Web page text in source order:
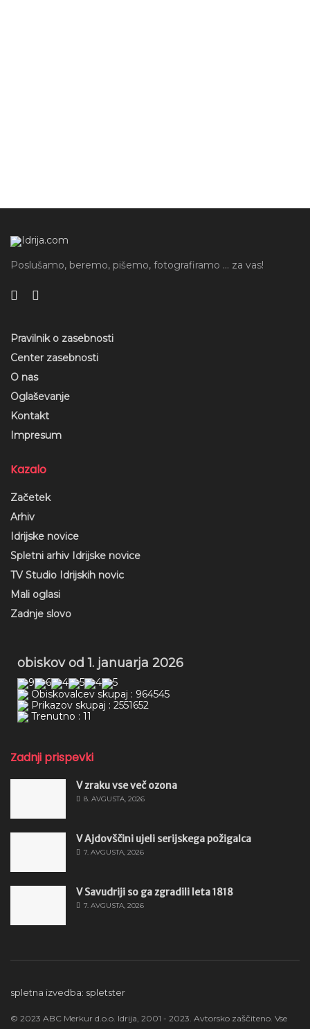
Poslušamo, beremo, pišemo, fotografiramo ... za vas!
Pravilnik o zasebnosti
Center zasebnosti
O nas
Oglaševanje
Kontakt
Impresum
Kazalo
Začetek
Arhiv
Idrijske novice
Spletni arhiv Idrijske novice
TV Studio Idrijskih novic
Mali oglasi
Zadnje slovo
obiskov od 1. januarja 2026
Obiskovalcev skupaj : 964545
Prikazov skupaj : 2551652
Trenutno : 11
Zadnji prispevki
V zraku vse več ozona
8. AVGUSTA, 2026
V Ajdovščini ujeli serijskega požigalca
7. AVGUSTA, 2026
V Savudriji so ga zgradili leta 1818
7. AVGUSTA, 2026
spletna izvedba: spletster
© 2023 ABC Merkur d.o.o. Idrija, 2001 - 2023. Avtorsko zaščiteno. Vse